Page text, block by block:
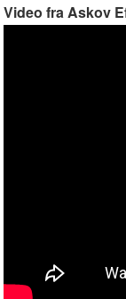
Video fra Askov